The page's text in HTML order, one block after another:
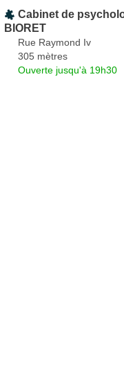
Cabinet de
BIORET
Rue Raymond Iv
305 mètres
Ouverte jusqu'à 19h30